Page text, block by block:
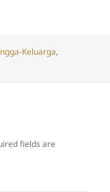
Keluarga,
fields are